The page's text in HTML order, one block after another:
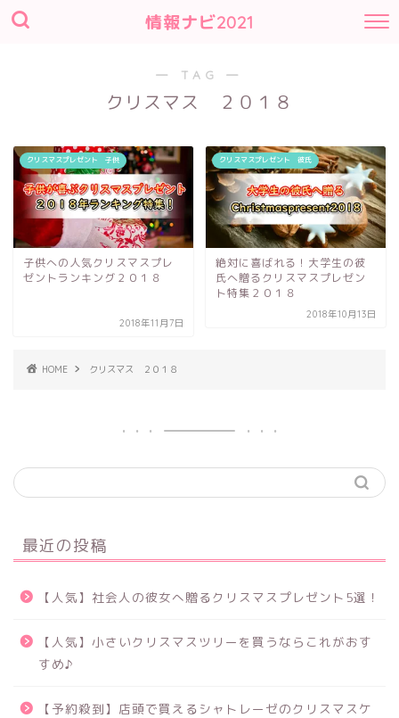
情報ナビ2021
― TAG ―
クリスマス ２０１８
クリスマスプレゼント 子供
子供への人気クリスマスプレ
ゼントランキング２０１８
2018年11月7日
クリスマスプレゼント 彼氏
絶対に喜ばれる！大学生の彼
氏へ贈るクリスマスプレゼン
ト特集２０１８
2018年10月13日
HOME クリスマス ２０１８
最近の投稿
【人気】社会人の彼女へ贈るクリスマスプレゼント5選！
【人気】小さいクリスマスツリーを買うならこれがおす
すめ♪
【予約殺到】店頭で買えるシャトレーゼのクリスマスケ